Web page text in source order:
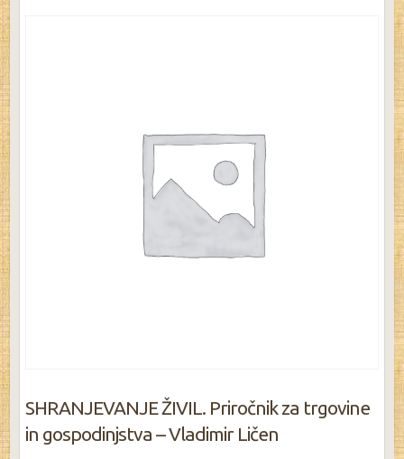
SHRANJEVANJE ŽIVIL. Priročnik za trgovine
in gospodinjstva – Vladimir Ličen